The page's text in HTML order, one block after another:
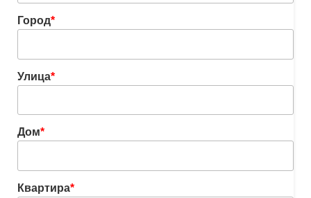
Город*
Улица*
Дом*
Квартира*